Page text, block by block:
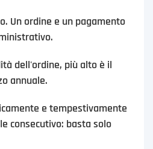
Un ordine e un pagamento
dell'ordine, più alto è il
annuale.
e tempestivamente
consecutivo: basta solo